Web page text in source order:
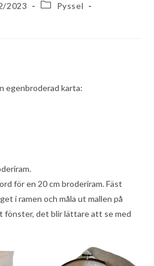
2023
Pyssel
egenbroderad karta:
för en 20 cm broderiram. Fäst
i ramen och måla ut mallen på
det blir lättare att se med